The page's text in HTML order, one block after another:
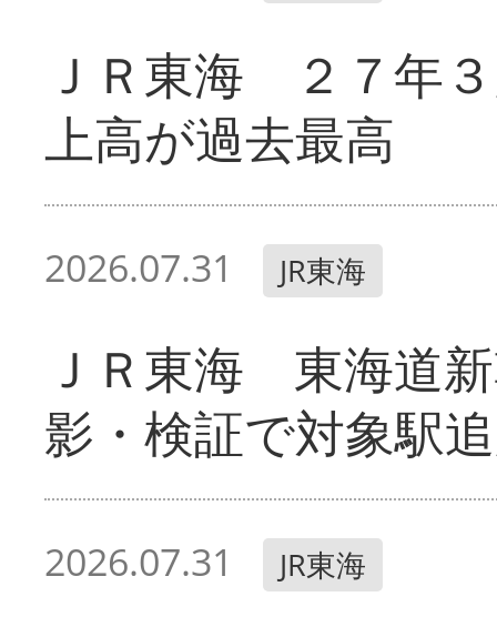
ＪＲ東海 ２７年
上高が過去最高
2026.07.31 JR東海
ＪＲ東海 東海道
影・検証で対象駅
2026.07.31 JR東海